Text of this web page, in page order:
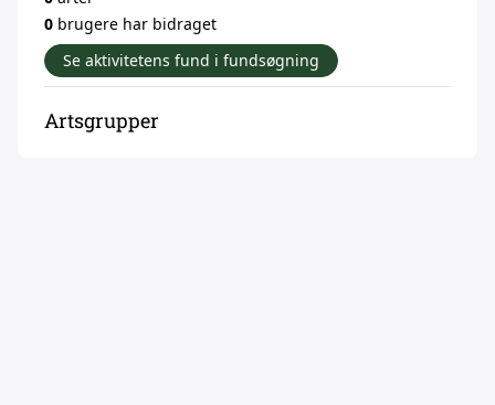
0 brugere har bidraget
Se aktivitetens fund i fundsøgning
Artsgrupper